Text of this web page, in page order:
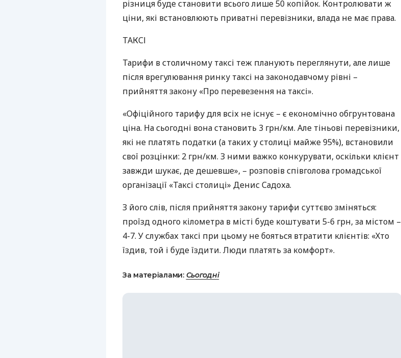
різниця буде становити всього лише 50 копійок. Контролювати ж
ціни, які встановлюють приватні перевізники, влада не має права.
ТАКСІ
Тарифи в столичному таксі теж планують переглянути, але лише
після врегулювання ринку таксі на законодавчому рівні –
прийняття закону «Про перевезення на таксі».
«Офіційного тарифу для всіх не існує – є економічно обгрунтована
ціна. На сьогодні вона становить 3 грн/км. Але тіньові перевізники,
які не платять податки (а таких у столиці майже 95%), встановили
свої розцінки: 2 грн/км. З ними важко конкурувати, оскільки клієнт
завжди шукає, де дешевше», – розповів співголова громадської
організації «Таксі столиці» Денис Садоха.
З його слів, після прийняття закону тарифи суттєво зміняться:
проїзд одного кілометра в місті буде коштувати 5-6 грн, за містом –
4-7. У службах таксі при цьому не бояться втратити клієнтів: «Хто
їздив, той і буде їздити. Люди платять за комфорт».
За матеріалами: Сьогодні